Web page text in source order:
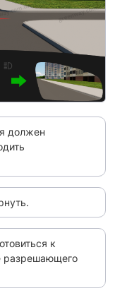
должен
к
разрешающего